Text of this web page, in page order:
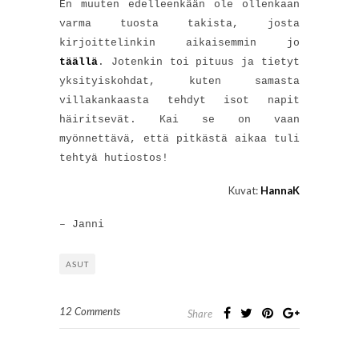
En muuten edelleenkään ole ollenkaan
varma tuosta takista, josta
kirjoittelinkin aikaisemmin jo
täällä . Jotenkin toi pituus ja tietyt
yksityiskohdat, kuten samasta
villakankaasta tehdyt isot napit
häiritsevät. Kai se on vaan
myönnettävä, että pitkästä aikaa tuli
tehtyä hutiostos!
Kuvat: HannaK
– Janni
ASUT
12 Comments Share